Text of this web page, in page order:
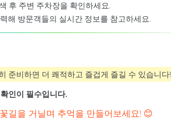
후 주변 주차장을 확인하세요.
해 방문객들의 실시간 정보를 참고하세요.
준비하면 더 쾌적하고 즐겁게 즐길 수 있습니다!
인이 필수입니다.
길을 거닐며 추억을 만들어보세요! 😊